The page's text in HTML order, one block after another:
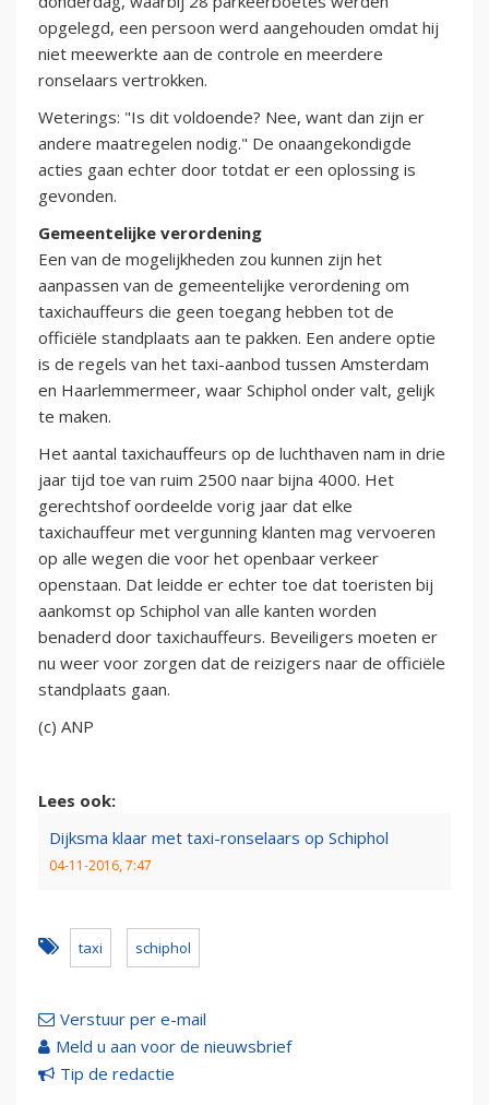
opgelegd, een persoon werd aangehouden omdat hij
niet meewerkte aan de controle en meerdere
ronselaars vertrokken.
Weterings: "Is dit voldoende? Nee, want dan zijn er
andere maatregelen nodig." De onaangekondigde
acties gaan echter door totdat er een oplossing is
gevonden.
Gemeentelijke verordening
Een van de mogelijkheden zou kunnen zijn het
aanpassen van de gemeentelijke verordening om
taxichauffeurs die geen toegang hebben tot de
officiële standplaats aan te pakken. Een andere optie
is de regels van het taxi-aanbod tussen Amsterdam
en Haarlemmermeer, waar Schiphol onder valt, gelijk
te maken.
Het aantal taxichauffeurs op de luchthaven nam in drie
jaar tijd toe van ruim 2500 naar bijna 4000. Het
gerechtshof oordeelde vorig jaar dat elke
taxichauffeur met vergunning klanten mag vervoeren
op alle wegen die voor het openbaar verkeer
openstaan. Dat leidde er echter toe dat toeristen bij
aankomst op Schiphol van alle kanten worden
benaderd door taxichauffeurs. Beveiligers moeten er
nu weer voor zorgen dat de reizigers naar de officiële
standplaats gaan.
(c) ANP
Lees ook:
Dijksma klaar met taxi-ronselaars op Schiphol
04-11-2016, 7:47
taxi schiphol
Verstuur per e-mail
Meld u aan voor de nieuwsbrief
Tip de redactie